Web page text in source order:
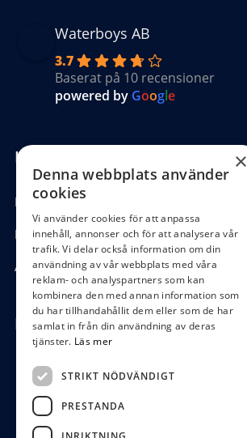
Waterboys AB
3.7
Baserat på 10 recensioner
powered by Google
Kundinformation
Köpvillkor
Hantering GDPR
Ångra köp
Hör av dig
0472-104 80
boys@waterboys.se
Ekebogatan 15, 342 30 Alvesta
×
Denna webbplats använder
cookies
Vi använder cookies för att anpassa
innehåll, annonser och för att analysera vår
trafik. Vi delar också information om din
användning av vår webbplats med våra
reklam- och analyspartners som kan
kombinera den med annan information som
du har tillhandahållit dem eller som de har
samlat in från din användning av deras
tjänster. Läs mer
STRIKT NÖDVÄNDIGT
PRESTANDA